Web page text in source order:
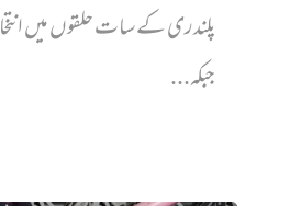
پلندری کے سات حلقوں میں
جبکہ...